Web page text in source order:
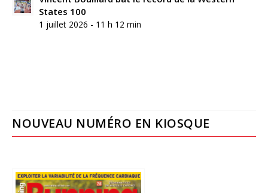
States 100
1 juillet 2026 - 11 h 12 min
NOUVEAU NUMÉRO EN KIOSQUE